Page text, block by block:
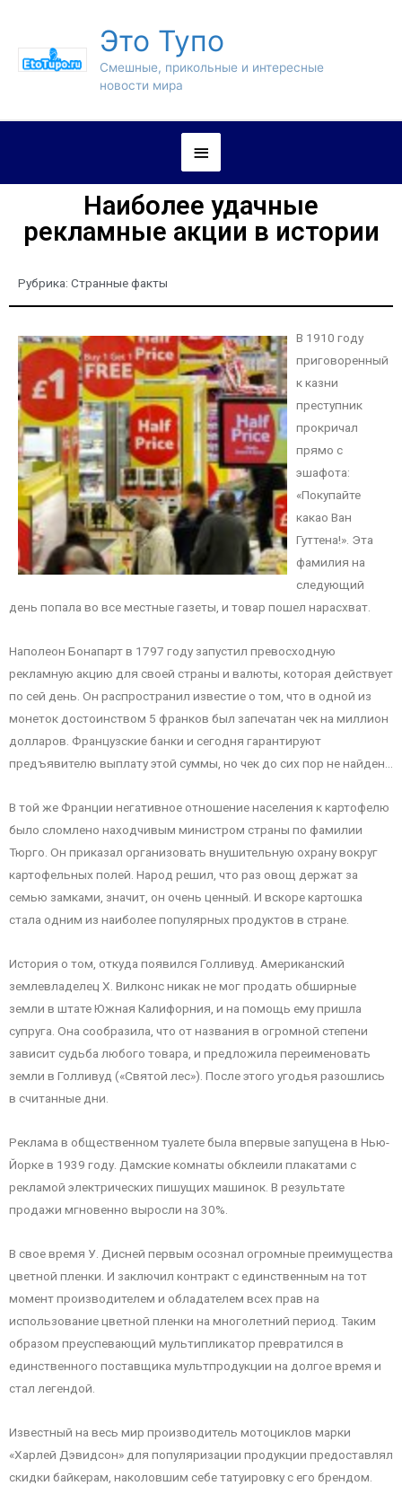
Это Тупо
Смешные, прикольные и интересные
новости мира
Наиболее удачные
рекламные акции в истории
Рубрика: Странные факты
В 1910 году
приговоренный
к казни
преступник
прокричал
прямо с
эшафота:
«Покупайте
какао Ван
Гуттена!». Эта
фамилия на
следующий
день попала во все местные газеты, и товар пошел нарасхват.
Наполеон Бонапарт в 1797 году запустил превосходную
рекламную акцию для своей страны и валюты, которая действует
по сей день. Он распространил известие о том, что в одной из
монеток достоинством 5 франков был запечатан чек на миллион
долларов. Французские банки и сегодня гарантируют
предъявителю выплату этой суммы, но чек до сих пор не найден…
В той же Франции негативное отношение населения к картофелю
было сломлено находчивым министром страны по фамилии
Тюрго. Он приказал организовать внушительную охрану вокруг
картофельных полей. Народ решил, что раз овощ держат за
семью замками, значит, он очень ценный. И вскоре картошка
стала одним из наиболее популярных продуктов в стране.
История о том, откуда появился Голливуд. Американский
землевладелец Х. Вилконс никак не мог продать обширные
земли в штате Южная Калифорния, и на помощь ему пришла
супруга. Она сообразила, что от названия в огромной степени
зависит судьба любого товара, и предложила переименовать
земли в Голливуд («Святой лес»). После этого угодья разошлись
в считанные дни.
Реклама в общественном туалете была впервые запущена в Нью-
Йорке в 1939 году. Дамские комнаты обклеили плакатами с
рекламой электрических пишущих машинок. В результате
продажи мгновенно выросли на 30%.
В свое время У. Дисней первым осознал огромные преимущества
цветной пленки. И заключил контракт с единственным на тот
момент производителем и обладателем всех прав на
использование цветной пленки на многолетний период. Таким
образом преуспевающий мультипликатор превратился в
единственного поставщика мультпродукции на долгое время и
стал легендой.
Известный на весь мир производитель мотоциклов марки
«Харлей Дэвидсон» для популяризации продукции предоставлял
скидки байкерам, наколовшим себе татуировку с его брендом.